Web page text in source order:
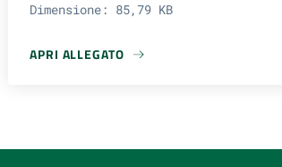
Dimensione: 85,79 KB
APRI ALLEGATO
APRI ALLEGATO REGOLAMENTO